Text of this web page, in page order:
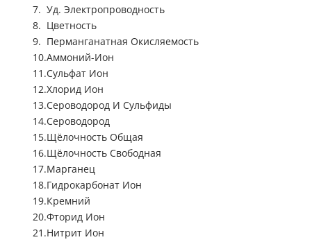
Уд. Электропроводность
Цветность
Перманганатная Окисляемость
Аммоний-Ион
Сульфат Ион
Хлорид Ион
Сероводород И Сульфиды
Сероводород
Щёлочность Общая
Щёлочность Свободная
Марганец
Гидрокарбонат Ион
Кремний
Фторид Ион
Нитрит Ион